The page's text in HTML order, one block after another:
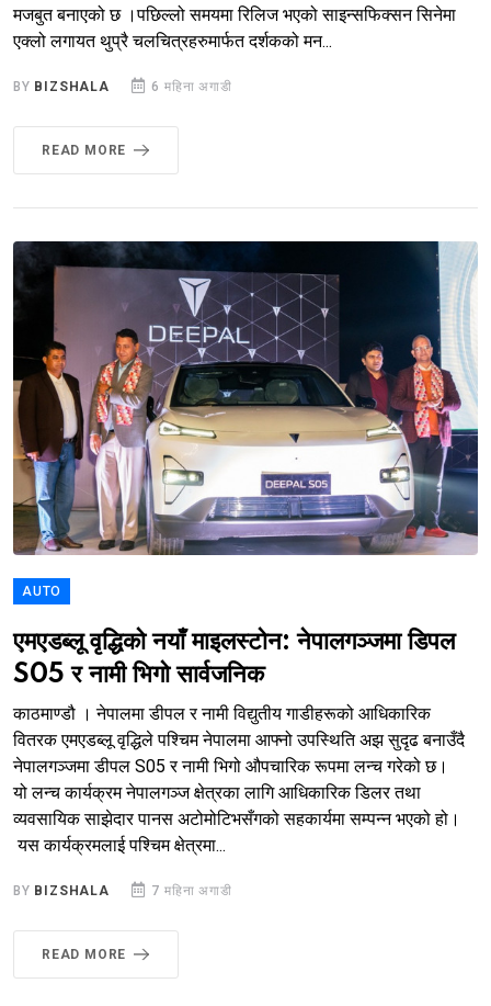
मजबुत बनाएको छ ।पछिल्लो समयमा रिलिज भएको साइन्सफिक्सन सिनेमा
एक्लो लगायत थुप्रै चलचित्रहरुमार्फत दर्शकको मन...
BY BIZSHALA 6 महिना अगाडी
READ MORE
AUTO
एमएडब्लू वृद्धिको नयाँ माइलस्टोन: नेपालगञ्जमा डिपल
S05 र नामी भिगो सार्वजनिक
काठमाण्डौ । नेपालमा डीपल र नामी विद्युतीय गाडीहरूको आधिकारिक
वितरक एमएडब्लू वृद्धिले पश्चिम नेपालमा आफ्नो उपस्थिति अझ सुदृढ बनाउँदै
नेपालगञ्जमा डीपल S05 र नामी भिगो औपचारिक रूपमा लन्च गरेको छ।
यो लन्च कार्यक्रम नेपालगञ्ज क्षेत्रका लागि आधिकारिक डिलर तथा
व्यवसायिक साझेदार पानस अटोमोटिभसँगको सहकार्यमा सम्पन्न भएको हो।
यस कार्यक्रमलाई पश्चिम क्षेत्रमा...
BY BIZSHALA 7 महिना अगाडी
READ MORE